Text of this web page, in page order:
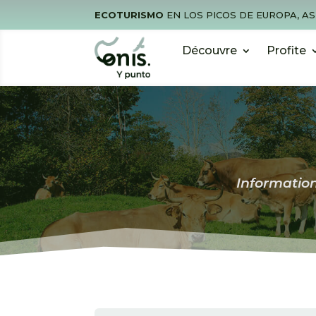
ECOTURISMO EN LOS PICOS DE EUROPA,
Découvre Profite